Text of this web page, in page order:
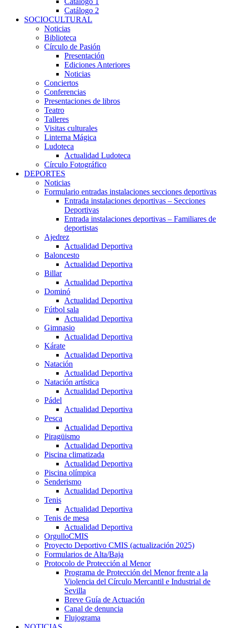
Catálogo 2
SOCIOCULTURAL
Noticias
Biblioteca
Círculo de Pasión
Presentación
Ediciones Anteriores
Noticias
Conciertos
Conferencias
Presentaciones de libros
Teatro
Talleres
Visitas culturales
Linterna Mágica
Ludoteca
Actualidad Ludoteca
Círculo Fotográfico
DEPORTES
Noticias
Formulario entradas instalaciones secciones deportivas
Entrada instalaciones deportivas – Secciones
Deportivas
Entrada instalaciones deportivas – Familiares de
deportistas
Ajedrez
Actualidad Deportiva
Baloncesto
Actualidad Deportiva
Billar
Actualidad Deportiva
Dominó
Actualidad Deportiva
Fútbol sala
Actualidad Deportiva
Gimnasio
Actualidad Deportiva
Kárate
Actualidad Deportiva
Natación
Actualidad Deportiva
Natación artística
Actualidad Deportiva
Pádel
Actualidad Deportiva
Pesca
Actualidad Deportiva
Piragüismo
Actualidad Deportiva
Piscina climatizada
Actualidad Deportiva
Piscina olímpica
Senderismo
Actualidad Deportiva
Tenis
Actualidad Deportiva
Tenis de mesa
Actualidad Deportiva
OrgulloCMIS
Proyecto Deportivo CMIS (actualización 2025)
Formularios de Alta/Baja
Protocolo de Protección al Menor
Programa de Protección del Menor frente a la
Violencia del Círculo Mercantil e Industrial de
Sevilla
Breve Guía de Actuación
Canal de denuncia
Flujograma